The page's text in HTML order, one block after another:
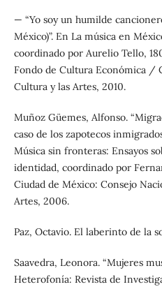
— “Yo soy un humilde
México)”. En La música en
coordinado por Aurelio Tello,
Fondo de Cultura Económica /
Cultura y las Artes, 2010.
Muñoz Güemes, Alfonso.
caso de los zapotecos
Música sin fronteras: Ensayos
identidad, coordinado por
Ciudad de México: Consejo
Artes, 2006.
Paz, Octavio. El laberinto de la
Saavedra, Leonora. “Mujeres
Heterofonía: Revista de